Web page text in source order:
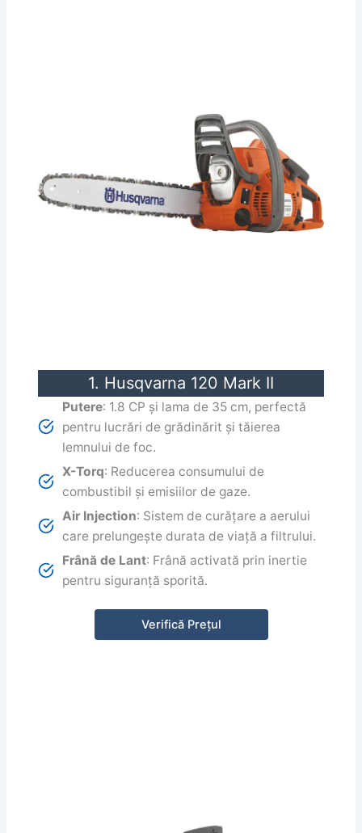
1. Husqvarna 120 Mark II
Putere: 1.8 CP și lama de 35 cm, perfectă
pentru lucrări de grădinărit și tăierea
lemnului de foc.
X-Torq: Reducerea consumului de
combustibil și emisiilor de gaze.
Air Injection: Sistem de curățare a aerului
care prelungește durata de viață a filtrului.
Frână de Lant: Frână activată prin inertie
pentru siguranță sporită.
Verifică Prețul